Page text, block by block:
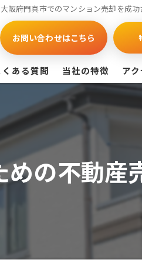
大阪府門真市でのマンション売却を成
お問い合わせはこちら
くある質問 当社の特徴
買取
戸建て
マンション
ア
の不動産